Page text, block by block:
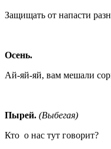
Защищать от напасти
Осень.
Ай-яй-яй, вам мешали
Пырей. (Выбегая)
Кто о нас тут говорит?